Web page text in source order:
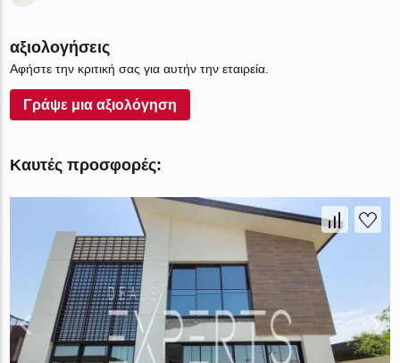
αξιολογήσεις
Αφήστε την κριτική σας για αυτήν την εταιρεία.
Γράψε μια αξιολόγηση
Καυτές προσφορές: